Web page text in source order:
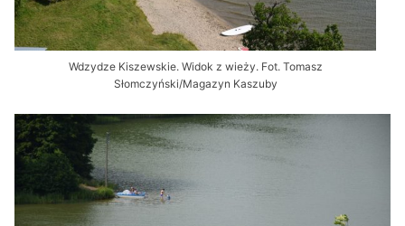
Wdzydze Kiszewskie. Widok z wieży. Fot. Tomasz
Słomczyński/Magazyn Kaszuby